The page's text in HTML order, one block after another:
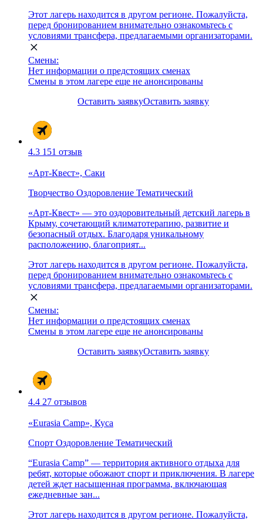
Этот лагерь находится в другом регионе. Пожалуйста,
перед бронированием внимательно ознакомьтесь с
условиями трансфера, предлагаемыми организаторами.
Смены:
Нет информации о предстоящих сменах
Смены в этом лагере еще не анонсированы
Оставить заявкуОставить заявку
4.3 151 отзыв
«Арт-Квест», Саки
Творчество Оздоровление Тематический
«Арт-Квест» — это оздоровительный детский лагерь в
Крыму, сочетающий климатотерапию, развитие и
безопасный отдых. Благодаря уникальному
расположению, благоприят...
Этот лагерь находится в другом регионе. Пожалуйста,
перед бронированием внимательно ознакомьтесь с
условиями трансфера, предлагаемыми организаторами.
Смены:
Нет информации о предстоящих сменах
Смены в этом лагере еще не анонсированы
Оставить заявкуОставить заявку
4.4 27 отзывов
«Eurasia Camp», Куса
Спорт Оздоровление Тематический
“Eurasia Camp” — территория активного отдыха для
ребят, которые обожают спорт и приключения. В лагере
детей ждет насыщенная программа, включающая
ежедневные зан...
Этот лагерь находится в другом регионе. Пожалуйста,